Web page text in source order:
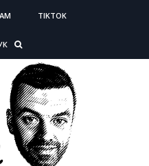
TIKTOK